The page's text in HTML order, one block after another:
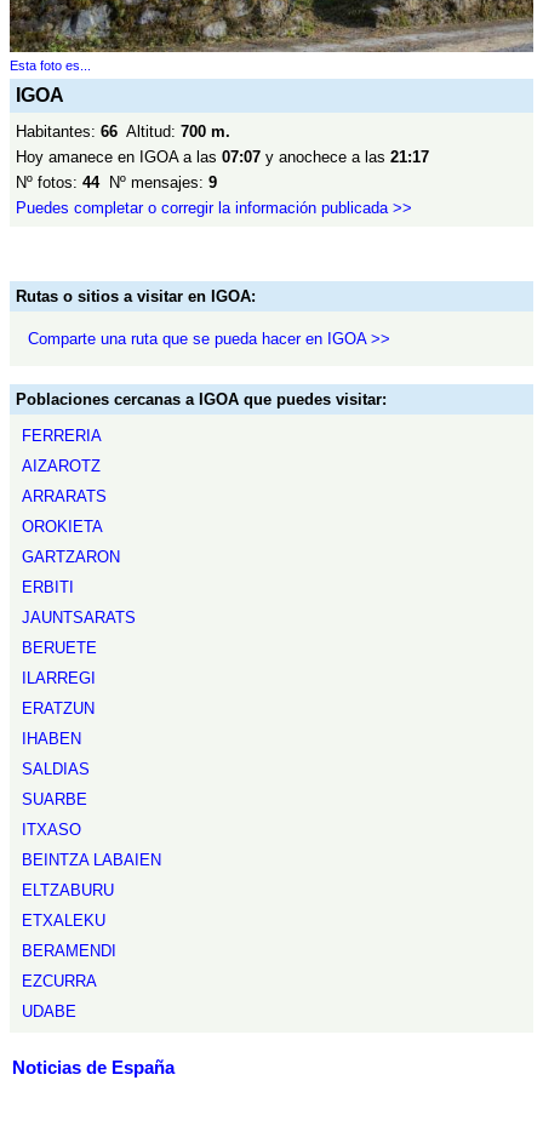
Esta foto es...
IGOA
Habitantes: 66 Altitud: 700 m.
Hoy amanece en IGOA a las 07:07 y anochece a las 21:17
Nº fotos: 44Nº mensajes: 9
Puedes completar o corregir la información publicada >>
Rutas o sitios a visitar en IGOA:
Comparte una ruta que se pueda hacer en IGOA >>
Poblaciones cercanas a IGOA que puedes visitar:
FERRERIA
AIZAROTZ
ARRARATS
OROKIETA
GARTZARON
ERBITI
JAUNTSARATS
BERUETE
ILARREGI
ERATZUN
IHABEN
SALDIAS
SUARBE
ITXASO
BEINTZA LABAIEN
ELTZABURU
ETXALEKU
BERAMENDI
EZCURRA
UDABE
Noticias de España